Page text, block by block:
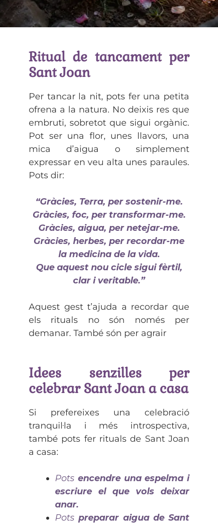
Ritual de tancament per
Sant Joan
Per tancar la nit, pots fer una petita
ofrena a la natura. No deixis res que
embruti, sobretot que sigui orgànic.
Pot ser una flor, unes llavors, una
mica d’aigua o simplement
expressar en veu alta unes paraules.
Pots dir:
“Gràcies, Terra, per sostenir-me.
Gràcies, foc, per transformar-me.
Gràcies, aigua, per netejar-me.
Gràcies, herbes, per recordar-me
la medicina de la vida.
Que aquest nou cicle sigui fèrtil,
clar i veritable.”
Aquest gest t’ajuda a recordar que
els rituals no són només per
demanar. També són per agrair
Idees senzilles per
celebrar Sant Joan a casa
Si prefereixes una celebració
tranquil·la i més introspectiva,
també pots fer rituals de Sant Joan
a casa:
Pots encendre una espelma i
escriure el que vols deixar
anar.
Pots preparar aigua de Sant